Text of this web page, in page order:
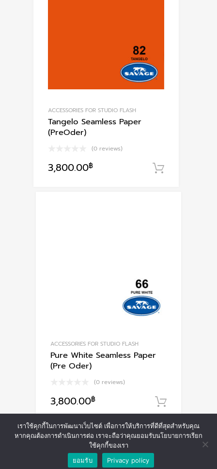
ACCESSORIES FOR STUDIO FLASH
Tangelo Seamless Paper
(PreOder)
(0 reviews)
3,800.00฿
ACCESSORIES FOR STUDIO FLASH
Pure White Seamless Paper
(Pre Oder)
(0 reviews)
3,800.00฿
Chromium Auto Parts WordPress Theme by Themes Zone
เราใช้คุกกี้ในการพัฒนาเว็บไซต์ เพื่อการให้บริการที่ดีที่สุดสำหรับคุณ
หากคุณต้องการดำเนินการต่อ เราจะถือว่าคุณยอมรับนโยบายการเรียก
ใช้คุกกี้ของเรา
ยอมรับ
Privacy policy